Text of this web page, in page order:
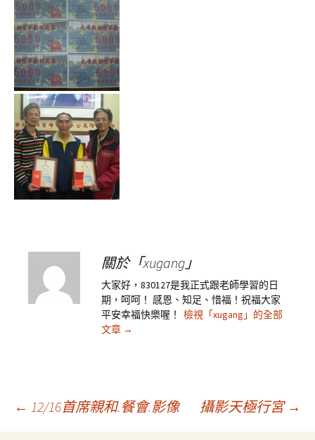
關於「xugang」
大家好，830127是我正式跟老師學習的日
期，呵呵！ 感恩、知足、惜福！祝福大家
平安幸福快樂喔！
檢視「xugang」的全部
文章 →
文
← 12/16首席親和.餐會.影像 攝影天極行宮 →